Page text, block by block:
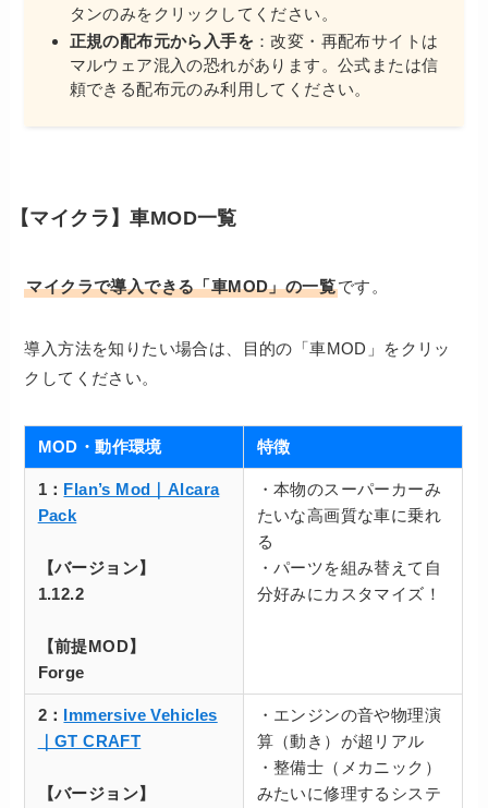
タンのみをクリックしてください。
正規の配布元から入手を ：改変・再配布サイトは
マルウェア混入の恐れがあります。公式または信
頼できる配布元のみ利用してください。
【マイクラ】車MOD一覧
マイクラで導入できる「車MOD」の一覧です。
導入方法を知りたい場合は、目的の「車MOD」をクリッ
クしてください。
MOD・動作環境 特徴
1： Flan’s Mod｜Alcara
Pack
【バージョン】
1.12.2
【前提MOD】
Forge
・本物のスーパーカーみ
たいな高画質な車に乗れ
る
・パーツを組み替えて自
分好みにカスタマイズ！
2： Immersive Vehicles
｜GT CRAFT
【バージョン】
・エンジンの音や物理演
算（動き）が超リアル
・整備士（メカニック）
みたいに修理するシステ